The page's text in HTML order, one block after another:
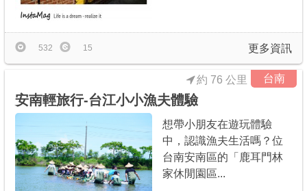
更多資訊
532 15
台南
安南輕旅行-台江小小漁夫體驗
約 76 公里
想帶小朋友在遊玩體驗
中，認識漁夫生活嗎？位
台南安南區的「鹿耳門林
家休閒園區...